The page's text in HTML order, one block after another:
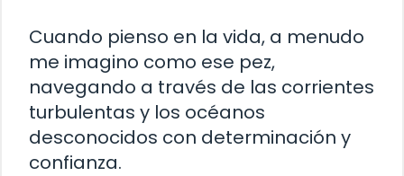
Cuando pienso en la vida, a menudo
me imagino como ese pez,
navegando a través de las corrientes
turbulentas y los océanos
desconocidos con determinación y
confianza.